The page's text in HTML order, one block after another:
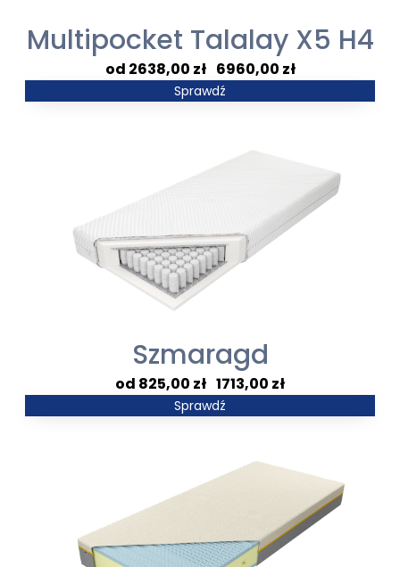
Multipocket Talalay X5 H4
2638,00 zł– 6960,00 zł
Zakres
Sprawdź
Szmaragd
825,00 zł 1713,00 zł
Zakres
1713,00 zł
Sprawdź